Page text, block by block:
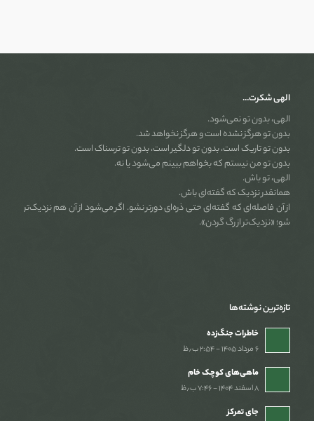
الهی شکرت…
الهی، بدون تو نمی‌شود.
بدون تو هرگز نشده است و هرگز نخواهد شد.
بدون تو تاریک است، بدون تو دلگیر است، بدون تو ترسناک است.
بدون تو من نیستم که بخواهم ببینم می‌شود یا نه.
الهی، تو باش.
همانقدر نزدیک که گفته‌ای باش.
از آن فاصله‌ای که گفته‌ای حتی ذره‌ای دورتر نشو. اگر می‌شود از آن هم نزدیک‌تر
شو؛ «نزدیک‌تر از رگ گردن».
تازه‌ترین نوشته‌ها
خاطرات جنگ‌‌زده
۶ مرداد ۱۴۰۵ - ۲:۵۴ ب٫ظ
ماهی‌های کوچک خام
۸ اسفند ۱۴۰۴ - ۷:۴۶ ب٫ظ
جای تمرکز